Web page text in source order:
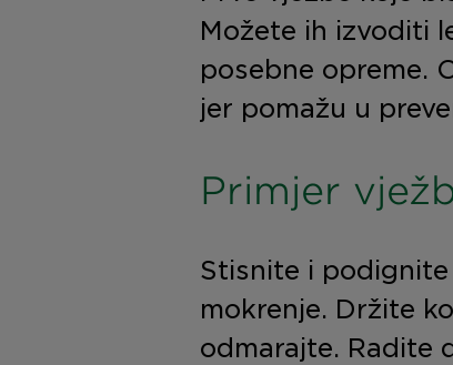
Možete ih izvoditi
posebne opreme.
jer pomažu u
Primjer
Stisnite i
mokrenje. Držite
odmarajte. Radite